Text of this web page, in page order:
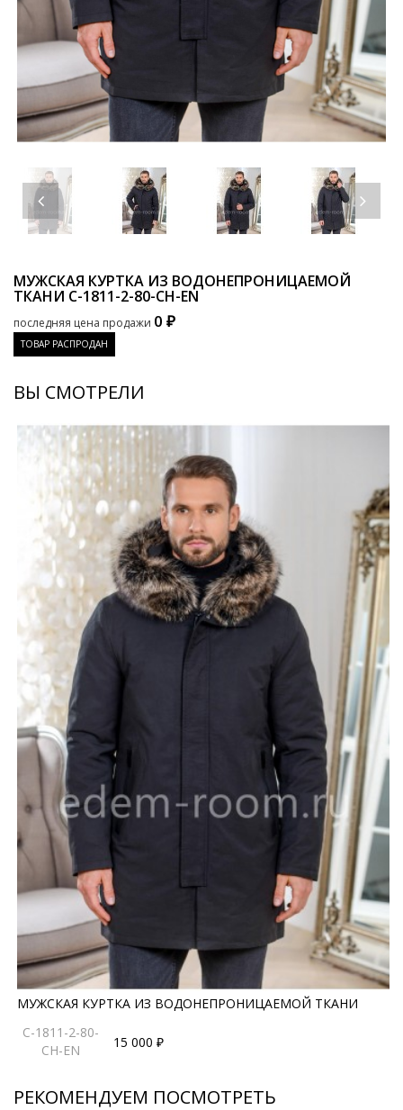
МУЖСКАЯ КУРТКА ИЗ ВОДОНЕПРОНИЦАЕМОЙ
ТКАНИ C-1811-2-80-CH-EN
последняя цена продажи 0 ₽
ТОВАР РАСПРОДАН
ВЫ СМОТРЕЛИ
МУЖСКАЯ КУРТКА ИЗ ВОДОНЕПРОНИЦАЕМОЙ ТКАНИ
C-1811-2-80-
CH-EN
15 000 ₽
РЕКОМЕНДУЕМ ПОСМОТРЕТЬ